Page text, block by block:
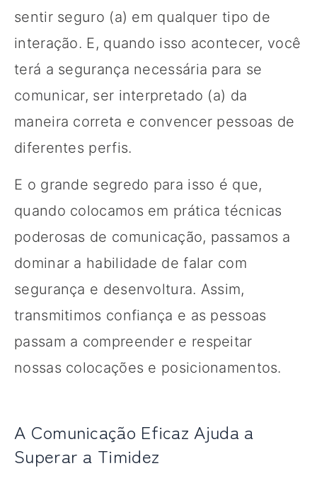
sentir seguro (a) em qualquer tipo de
interação. E, quando isso acontecer, você
terá a segurança necessária para se
comunicar, ser interpretado (a) da
maneira correta e convencer pessoas de
diferentes perfis.
E o grande segredo para isso é que,
quando colocamos em prática técnicas
poderosas de comunicação, passamos a
dominar a habilidade de falar com
segurança e desenvoltura. Assim,
transmitimos confiança e as pessoas
passam a compreender e respeitar
nossas colocações e posicionamentos.
A Comunicação Eficaz Ajuda a
Superar a Timidez